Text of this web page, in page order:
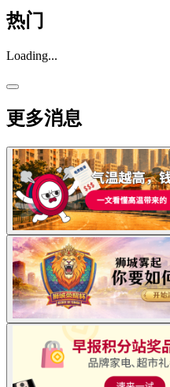
热门
Loading...
更多消息